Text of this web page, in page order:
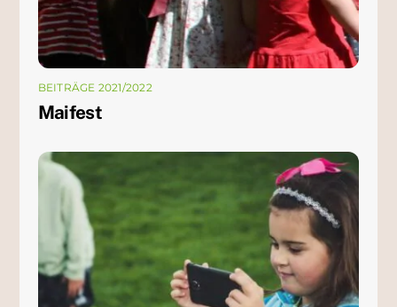
BEITRÄGE 2021/2022
Maifest